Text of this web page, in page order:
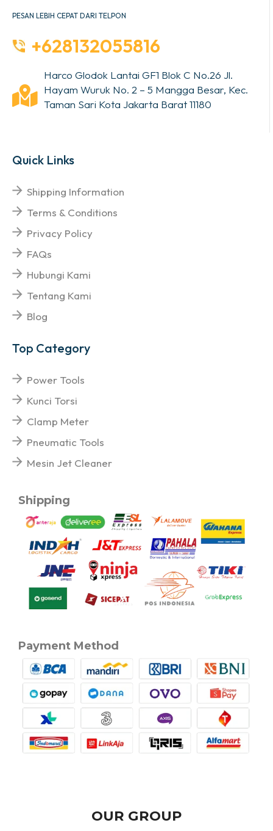
PESAN LEBIH CEPAT DARI TELPON
+628132055816
Harco Glodok Lantai GF1 Blok C No.26 Jl.
Hayam Wuruk No. 2 – 5 Mangga Besar, Kec.
Taman Sari Kota Jakarta Barat 11180
Quick Links
Shipping Information
Terms & Conditions
Privacy Policy
FAQs
Hubungi Kami
Tentang Kami
Blog
Top Category
Power Tools
Kunci Torsi
Clamp Meter
Pneumatic Tools
Mesin Jet Cleaner
Shipping
Payment Method
OUR GROUP